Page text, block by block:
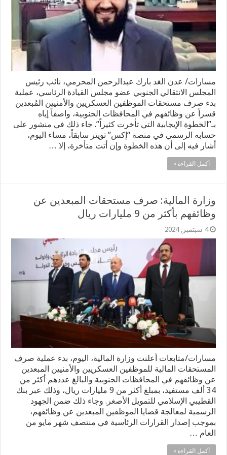
مسارات/ عدن الغد بارك عبدالرحمن المحرمي، نائب رئيس
المجلس الانتقالي الجنوبي عضو مجلس القيادة الرئاسي، عملية
بدء صرف مستحقات الموظفين العسكريين والأمنيين المُبعدين
قسراً عن وظائفهم في المحافظات الجنوبية، واصفاً إياه
بـ”الخطوة الإيجابية التي تأخرت كثيراً”. جاء ذلك في منشور على
حسابه الرسمي في منصة “إكس” تويتر سابقاً، مساء اليوم،
أشار فيه إلى أن هذه الخطوة وإن أتت متأخرة، إلا …
أكمل القراءة »
وزارة المالية: صرف مستحقات المبعدين عن
وظائفهم بأكثر من 9 مليارات ريال
4 سبتمبر, 2024
مسارات/متابعات أعلنت وزارة المالية، اليوم، بدء عملية صرف
المستحقات المالية للموظفين العسكريين والأمنيين المبعدين
عن وظائفهم في المحافظات الجنوبية والبالغ عددهم أكثر من
34 ألف مستفيد، بمبلغ أكثر من 9 مليارات ريال، وذلك عبر بنك
القطيبي الإسلامي للتمويل الأصغر. وجاء ذلك ضمن الجهود
الرسمية لمعالجة قضايا الموظفين المبعدين عن وظائفهم،
بموجب إصدار القرارات الرئاسية في منتصف شهر مايو من
العام …
أكمل القراءة »